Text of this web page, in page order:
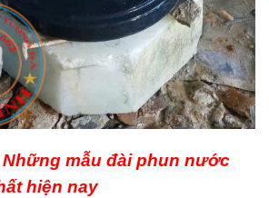
Những mẫu đài phun nước
hiện nay